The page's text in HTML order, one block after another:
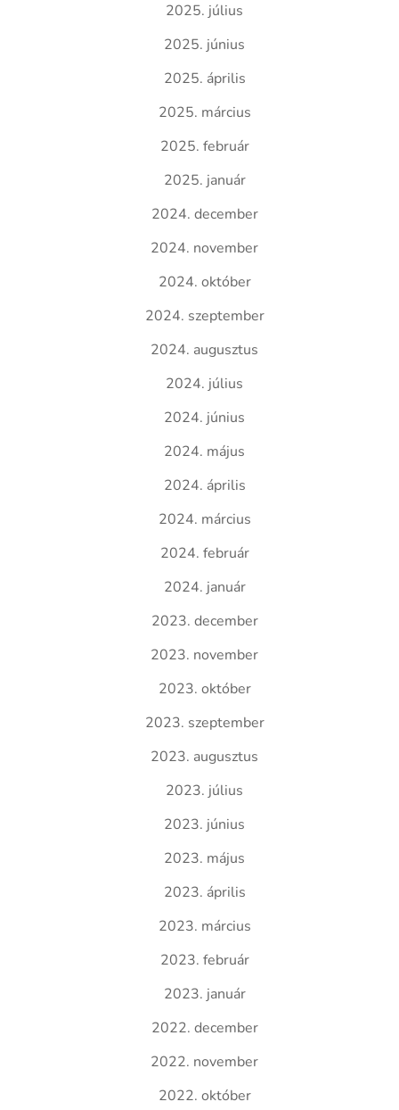
2025. július
2025. június
2025. április
2025. március
2025. február
2025. január
2024. december
2024. november
2024. október
2024. szeptember
2024. augusztus
2024. július
2024. június
2024. május
2024. április
2024. március
2024. február
2024. január
2023. december
2023. november
2023. október
2023. szeptember
2023. augusztus
2023. július
2023. június
2023. május
2023. április
2023. március
2023. február
2023. január
2022. december
2022. november
2022. október